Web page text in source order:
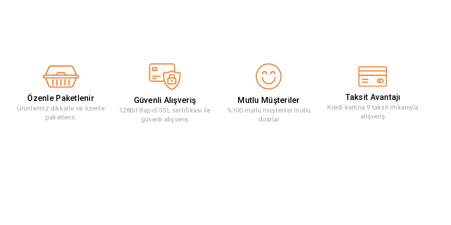
Özenle Paketlenir
Ürünleriniz dikkatle ve özenle
paketlenir.
Güvenli Alışveriş
128Bit Rapid SSL sertifikası ile
güvenli alışveriş
Mutlu Müşteriler
%100 mutlu müşteriler mutlu
dostlar
Taksit Avantajı
Kredi kartına 9 taksit imkanıyla
alışveriş